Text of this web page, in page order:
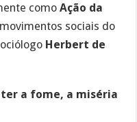
comoAção da
sociais do
Herbert de
a fome, a miséria